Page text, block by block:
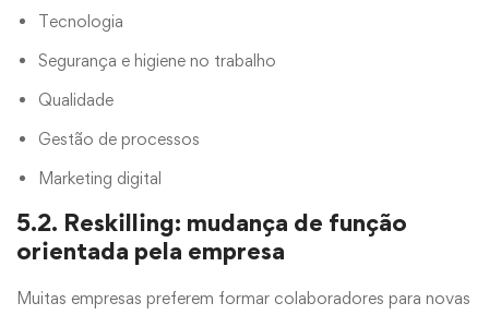
Tecnologia
Segurança e higiene no trabalho
Qualidade
Gestão de processos
Marketing digital
5.2. Reskilling: mudança de função
orientada pela empresa
Muitas empresas preferem formar colaboradores para novas